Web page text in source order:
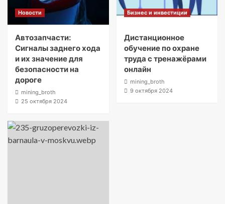
Новости
Автозапчасти:
Сигналы заднего хода
и их значение для
безопасности на
дороге
mining_broth
25 октября 2024
Бизнес и инвестиции
Дистанционное
обучение по охране
труда с тренажёрами
онлайн
mining_broth
9 октября 2024